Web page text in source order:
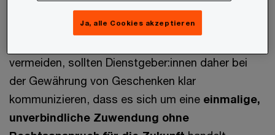
Mitarbeitenden) entstehen, wenn Geschenke über
mehrere Jahre hinweggleichförmig und
vermeiden, sollten Dienstgeber:innen daher bei
der Gewährung von Geschenken klar
kommunizieren, dass es sich um eine einmalige,
unverbindliche Zuwendung ohne
Ja, alle Cookies akzeptieren